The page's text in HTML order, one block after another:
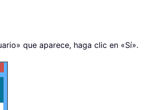
que aparece, haga clic en «Sí».